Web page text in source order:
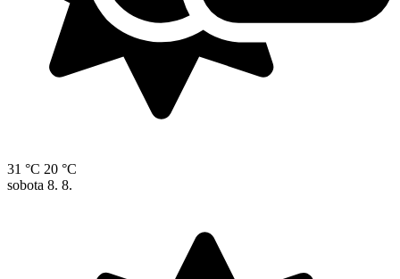
31 °C 20 °C
sobota 8. 8.